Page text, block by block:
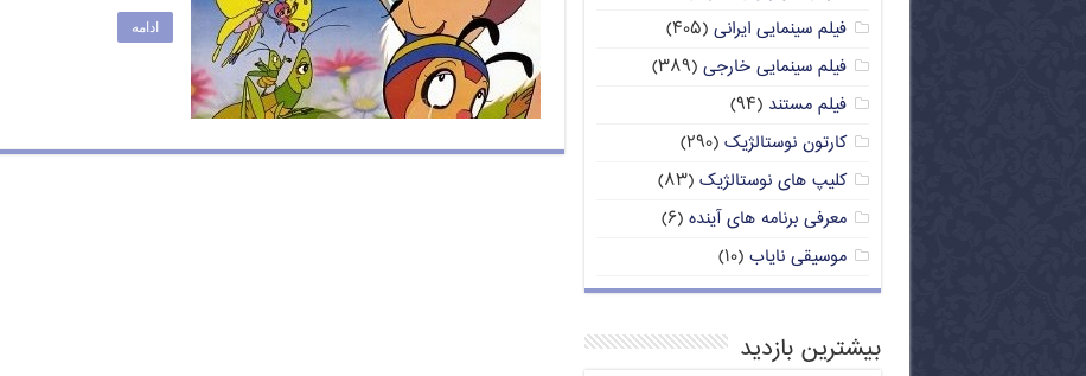
ادامه
فیلم سینمایی ایرانی (۴۰۵)
فیلم سینمایی خارجی (۳۸۹)
فیلم مستند (۹۴)
کارتون نوستالژیک (۲۹۰)
کلیپ های نوستالژیک (۸۳)
معرفی برنامه های آینده (۶)
موسیقی نایاب (۱۰)
بیشترین بازدید